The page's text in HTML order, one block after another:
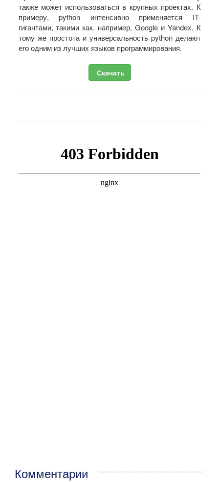
также может использоваться в крупных проектах. К
примеру, python интенсивно применяется IT-
гигантами, такими как, например, Google и Yandex. К
тому же простота и универсальность python делают
его одним из лучших языков программирования.
Скачать
Комментарии